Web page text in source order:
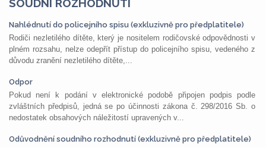
SOUDNÍ ROZHODNUTÍ
Nahlédnutí do policejního spisu (exkluzivně pro předplatitele)
Rodiči nezletilého dítěte, který je nositelem rodičovské odpovědnosti v
plném rozsahu, nelze odepřít přístup do policejního spisu, vedeného z
důvodu zranění nezletilého dítěte,...
Odpor
Pokud není k podání v elektronické podobě připojen podpis podle
zvláštních předpisů, jedná se po účinnosti zákona č. 298/2016 Sb. o
nedostatek obsahových náležitostí upravených v...
Odůvodnění soudního rozhodnutí (exkluzivně pro předplatitele)